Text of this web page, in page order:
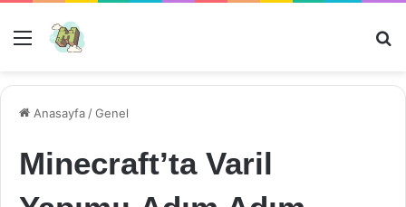
Menü
Anasayfa /Genel
Minecraft’ta Varil